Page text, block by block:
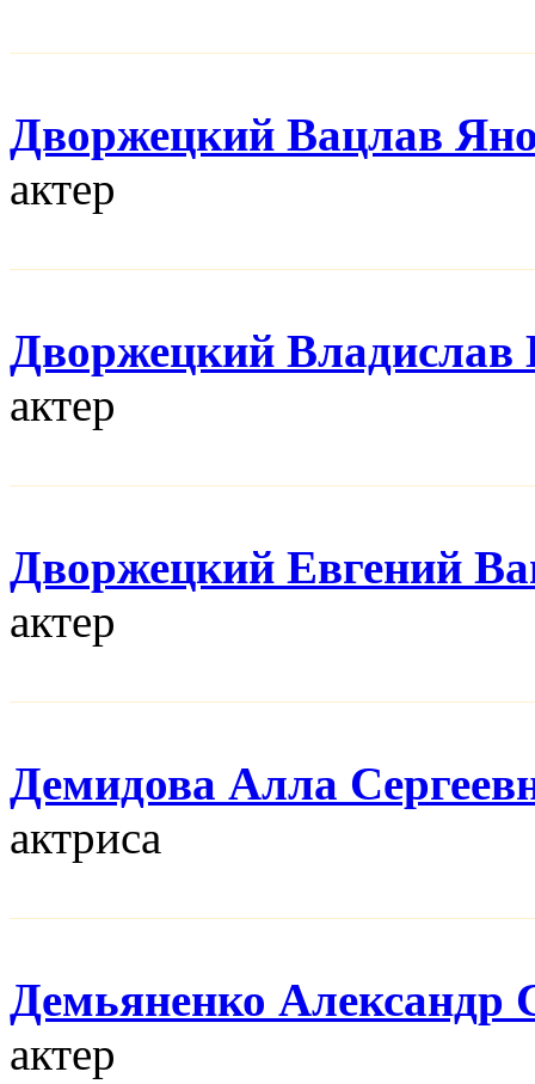
Дворжецкий Вацлав
актер
Дворжецкий Владислав
актер
Дворжецкий Евгений
актер
Демидова Алла
актриса
Демьяненко Александр
актер